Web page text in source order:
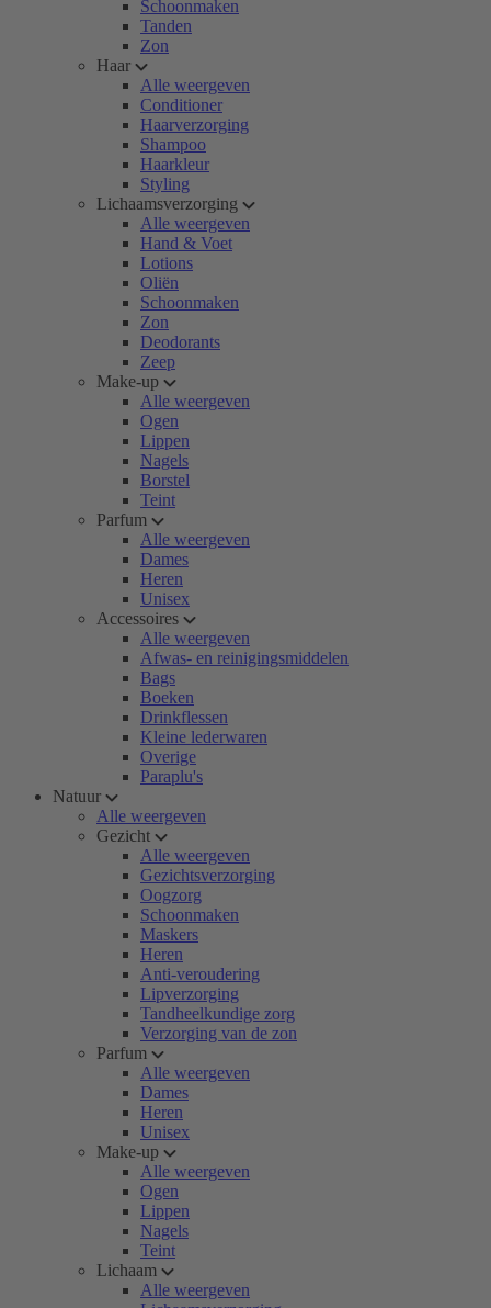
Schoonmaken
Tanden
Zon
Haar
Alle weergeven
Conditioner
Haarverzorging
Shampoo
Haarkleur
Styling
Lichaamsverzorging
Alle weergeven
Hand & Voet
Lotions
Oliën
Schoonmaken
Zon
Deodorants
Zeep
Make-up
Alle weergeven
Ogen
Lippen
Nagels
Borstel
Teint
Parfum
Alle weergeven
Dames
Heren
Unisex
Accessoires
Alle weergeven
Afwas- en reinigingsmiddelen
Bags
Boeken
Drinkflessen
Kleine lederwaren
Overige
Paraplu's
Natuur
Alle weergeven
Gezicht
Alle weergeven
Gezichtsverzorging
Oogzorg
Schoonmaken
Maskers
Heren
Anti-veroudering
Lipverzorging
Tandheelkundige zorg
Verzorging van de zon
Parfum
Alle weergeven
Dames
Heren
Unisex
Make-up
Alle weergeven
Ogen
Lippen
Nagels
Teint
Lichaam
Alle weergeven